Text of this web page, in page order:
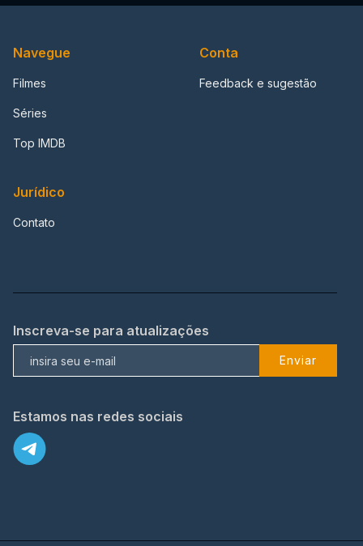
Navegue
Filmes
Séries
Top IMDB
Conta
Feedback e sugestão
Jurídico
Contato
Inscreva-se para atualizações
Enviar
Estamos nas redes sociais